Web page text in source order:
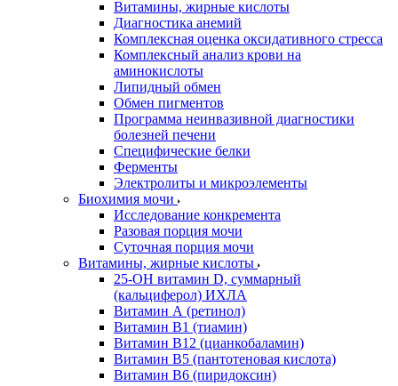
Витамины, жирные кислоты
Диагностика анемий
Комплексная оценка оксидативного стресса
Комплексный анализ крови на
аминокислоты
Липидный обмен
Обмен пигментов
Программа неинвазивной диагностики
болезней печени
Специфические белки
Ферменты
Электролиты и микроэлементы
Биохимия мочи
Исследование конкремента
Разовая порция мочи
Суточная порция мочи
Витамины, жирные кислоты
25-OH витамин D, суммарный
(кальциферол) ИХЛА
Витамин А (ретинол)
Витамин В1 (тиамин)
Витамин В12 (цианкобаламин)
Витамин В5 (пантотеновая кислота)
Витамин В6 (пиридоксин)